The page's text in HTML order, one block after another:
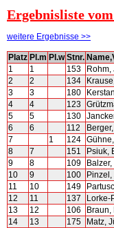
Ergebnisliste
weitere Ergebnisse >>
Platz Pl.m Pl.w Stnr.
1
1 153 Rohm,
2
2 134
3
3 180
4
4 123
5
5 130
6
6 112
7
1 124
8
7 151 Psiuk,
9
8 109
10
9 100
11
10 149
12
11 137 Lorke-
13
12 106 Braun,
14
13 175 Matz,